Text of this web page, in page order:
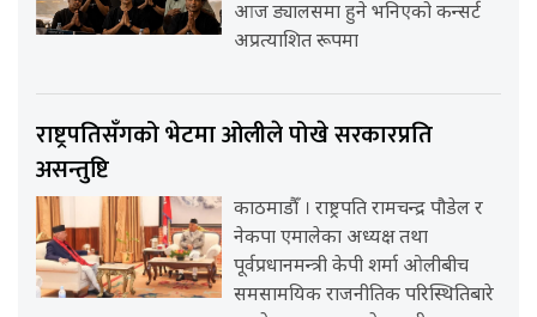
आज ड्यालसमा हुने भनिएको कन्सर्ट
अप्रत्याशित रूपमा
राष्ट्रपतिसँगको भेटमा ओलीले पोखे सरकारप्रति
असन्तुष्टि
काठमाडौँ । राष्ट्रपति रामचन्द्र पौडेल र
नेकपा एमालेका अध्यक्ष तथा
पूर्वप्रधानमन्त्री केपी शर्मा ओलीबीच
समसामयिक राजनीतिक परिस्थितिबारे